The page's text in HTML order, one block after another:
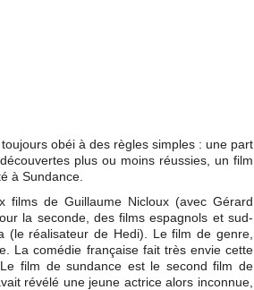
obéi à des règles simples : une part
plus ou moins réussies, un film
à Sundance.
films de Guillaume Nicloux (avec Gérard
la seconde, des films espagnols et sud-
(le réalisateur de Hedi). Le film de genre,
La comédie française fait très envie cette
film de sundance est le second film de
révélé une jeune actrice alors inconnue,